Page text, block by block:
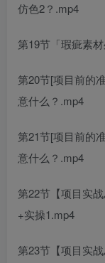
仿色2？.mp4
第19节「瑕疵素
第20节[项目前的
意什么？.mp4
第21节[项目前的
意什么？.mp4
第22节【项目实
+实操1.mp4
第23节【项目实